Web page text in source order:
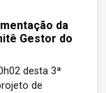
da
Gestor do
desta 3ª
de